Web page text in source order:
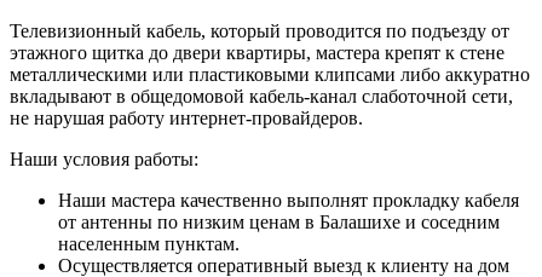
Телевизионный кабель, который проводится по подъезду от
этажного щитка до двери квартиры, мастера крепят к стене
металлическими или пластиковыми клипсами либо аккуратно
вкладывают в общедомовой кабель-канал слаботочной сети,
не нарушая работу интернет-провайдеров.
Наши условия работы:
Наши мастера качественно выполнят прокладку кабеля
от антенны по низким ценам в Балашихе и соседним
населенным пунктам.
Осуществляется оперативный выезд к клиенту на дом